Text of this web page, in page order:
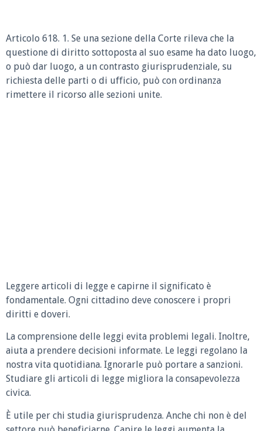
Articolo 618. 1. Se una sezione della Corte rileva che la
questione di diritto sottoposta al suo esame ha dato luogo,
o può dar luogo, a un contrasto giurisprudenziale, su
richiesta delle parti o di ufficio, può con ordinanza
rimettere il ricorso alle sezioni unite.
Leggere articoli di legge e capirne il significato è
fondamentale. Ogni cittadino deve conoscere i propri
diritti e doveri.
La comprensione delle leggi evita problemi legali. Inoltre,
aiuta a prendere decisioni informate. Le leggi regolano la
nostra vita quotidiana. Ignorarle può portare a sanzioni.
Studiare gli articoli di legge migliora la consapevolezza
civica.
È utile per chi studia giurisprudenza. Anche chi non è del